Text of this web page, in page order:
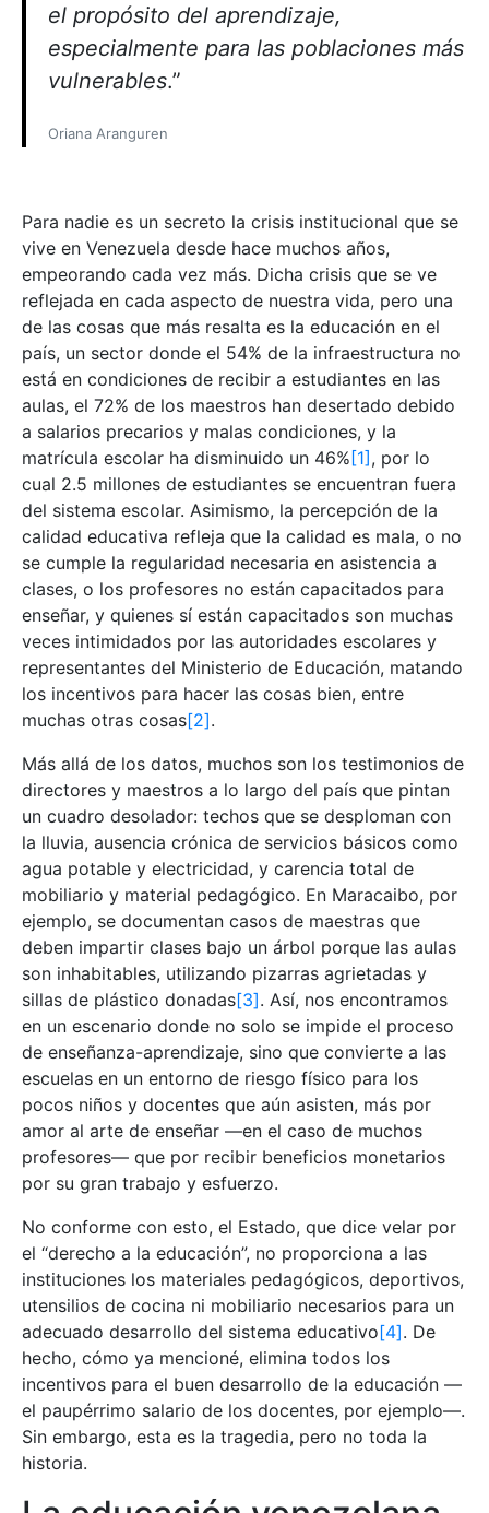
el propósito del aprendizaje,
especialmente para las poblaciones más
vulnerables.”
Oriana Aranguren
Para nadie es un secreto la crisis institucional que se
vive en Venezuela desde hace muchos años,
empeorando cada vez más. Dicha crisis que se ve
reflejada en cada aspecto de nuestra vida, pero una
de las cosas que más resalta es la educación en el
país, un sector donde el 54% de la infraestructura no
está en condiciones de recibir a estudiantes en las
aulas, el 72% de los maestros han desertado debido
a salarios precarios y malas condiciones, y la
matrícula escolar ha disminuido un 46%[1], por lo
cual 2.5 millones de estudiantes se encuentran fuera
del sistema escolar. Asimismo, la percepción de la
calidad educativa refleja que la calidad es mala, o no
se cumple la regularidad necesaria en asistencia a
clases, o los profesores no están capacitados para
enseñar, y quienes sí están capacitados son muchas
veces intimidados por las autoridades escolares y
representantes del Ministerio de Educación, matando
los incentivos para hacer las cosas bien, entre
muchas otras cosas[2].
Más allá de los datos, muchos son los testimonios de
directores y maestros a lo largo del país que pintan
un cuadro desolador: techos que se desploman con
la lluvia, ausencia crónica de servicios básicos como
agua potable y electricidad, y carencia total de
mobiliario y material pedagógico. En Maracaibo, por
ejemplo, se documentan casos de maestras que
deben impartir clases bajo un árbol porque las aulas
son inhabitables, utilizando pizarras agrietadas y
sillas de plástico donadas[3]. Así, nos encontramos
en un escenario donde no solo se impide el proceso
de enseñanza-aprendizaje, sino que convierte a las
escuelas en un entorno de riesgo físico para los
pocos niños y docentes que aún asisten, más por
amor al arte de enseñar —en el caso de muchos
profesores— que por recibir beneficios monetarios
por su gran trabajo y esfuerzo.
No conforme con esto, el Estado, que dice velar por
el “derecho a la educación”, no proporciona a las
instituciones los materiales pedagógicos, deportivos,
utensilios de cocina ni mobiliario necesarios para un
adecuado desarrollo del sistema educativo[4]. De
hecho, cómo ya mencioné, elimina todos los
incentivos para el buen desarrollo de la educación —
el paupérrimo salario de los docentes, por ejemplo—.
Sin embargo, esta es la tragedia, pero no toda la
historia.